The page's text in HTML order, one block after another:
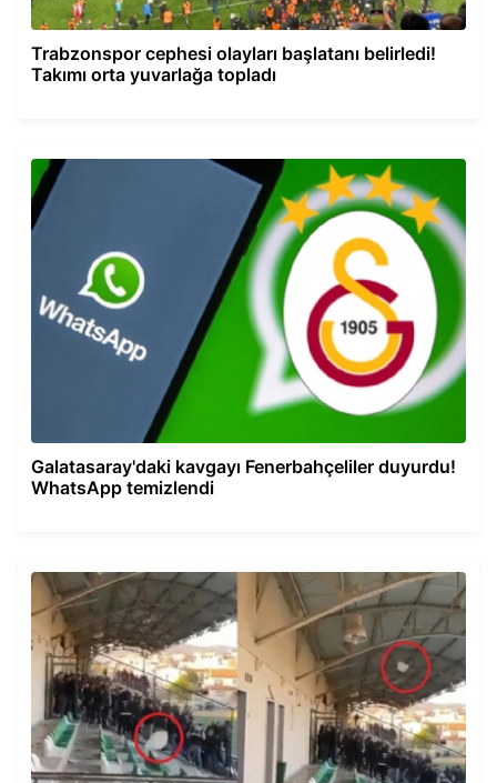
Trabzonspor cephesi olayları başlatanı belirledi!
Takımı orta yuvarlağa topladı
Galatasaray'daki kavgayı Fenerbahçeliler duyurdu!
WhatsApp temizlendi